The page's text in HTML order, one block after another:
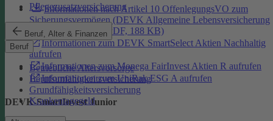
Pflegezusatzversicherung
Beruf, Alter & Finanzen
Beruf
Betriebliche Altersvorsorge
Berufsunfähigkeitsversicherung
Grundfähigkeitsversicherung
Krankentagegeld
Informationen nach Artikel 10 OffenlegungsVO zum
Sicherungsvermögen (DEVK Allgemeine Lebensversicherung
AG) herunterladen (PDF, 188 KB)
Informationen zum DEVK SmartSelect Aktien Nachhaltig
aufrufen
Informationen zum Monega FairInvest Aktien R aufrufen
Informationen zum UniRak ESG A aufrufen
DEVK-SmartInvest Junior